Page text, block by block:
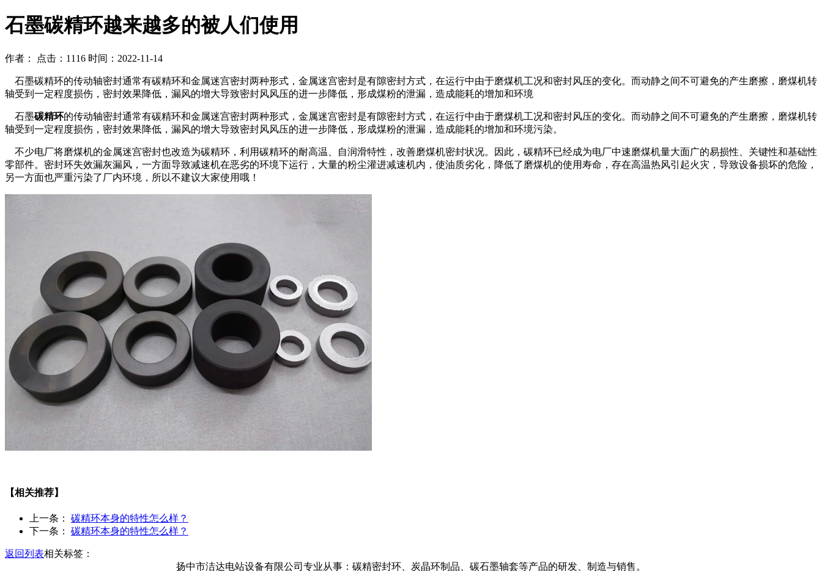
石墨碳精环越来越多的被人们使用
作者： 点击：1116 时间：2022-11-14
石墨碳精环的传动轴密封通常有碳精环和金属迷宫密封两种形式，金属迷宫密封是有隙密封方式，在运行中由于磨煤机工况和密封风压的变化。而动静之间不可避免的产生磨擦，磨煤机转
轴受到一定程度损伤，密封效果降低，漏风的增大导致密封风风压的进一步降低，形成煤粉的泄漏，造成能耗的增加和环境
石墨碳精环的传动轴密封通常有碳精环和金属迷宫密封两种形式，金属迷宫密封是有隙密封方式，在运行中由于磨煤机工况和密封风压的变化。而动静之间不可避免的产生磨擦，磨煤机转
轴受到一定程度损伤，密封效果降低，漏风的增大导致密封风风压的进一步降低，形成煤粉的泄漏，造成能耗的增加和环境污染。
不少电厂将磨煤机的金属迷宫密封也改造为碳精环，利用碳精环的耐高温、自润滑特性，改善磨煤机密封状况。因此，碳精环已经成为电厂中速磨煤机量大面广的易损性、关键性和基础性
零部件。密封环失效漏灰漏风，一方面导致减速机在恶劣的环境下运行，大量的粉尘灌进减速机内，使油质劣化，降低了磨煤机的使用寿命，存在高温热风引起火灾，导致设备损坏的危险，
另一方面也严重污染了厂内环境，所以不建议大家使用哦！
【相关推荐】
上一条： 碳精环本身的特性怎么样？
下一条： 碳精环本身的特性怎么样？
返回列表相关标签：
扬中市洁达电站设备有限公司专业从事：碳精密封环、炭晶环制品、碳石墨轴套等产品的研发、制造与销售。